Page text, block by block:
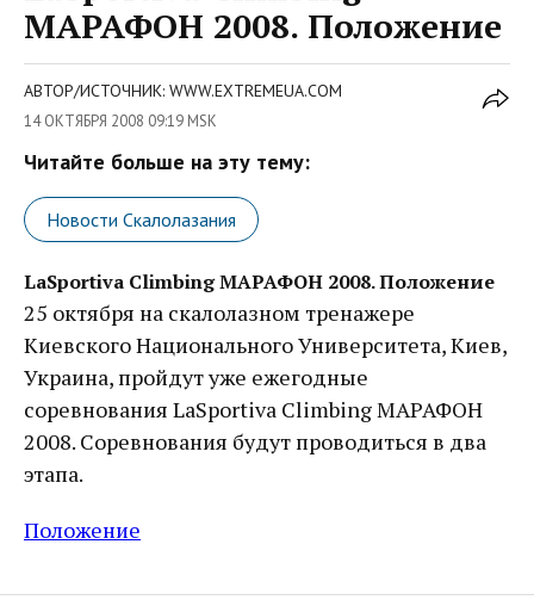
МАРАФОН 2008. Положение
АВТОР/ИСТОЧНИК: WWW.EXTREMEUA.COM
14 ОКТЯБРЯ 2008 09:19 MSK
Читайте больше на эту тему:
Новости Скалолазания
LaSportiva Climbing МАРАФОН 2008. Положение
25 октября на скалолазном тренажере
Киевского Национального Университета, Киев,
Украина, пройдут уже ежегодные
соревнования LaSportiva Climbing МАРАФОН
2008. Соревнования будут проводиться в два
этапа.
Положение